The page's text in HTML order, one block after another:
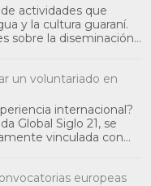
actividades que
y la cultura guaraní.
sobre la diseminación
un voluntariado en
internacional?
Global Siglo 21, se
vinculada con
europeas